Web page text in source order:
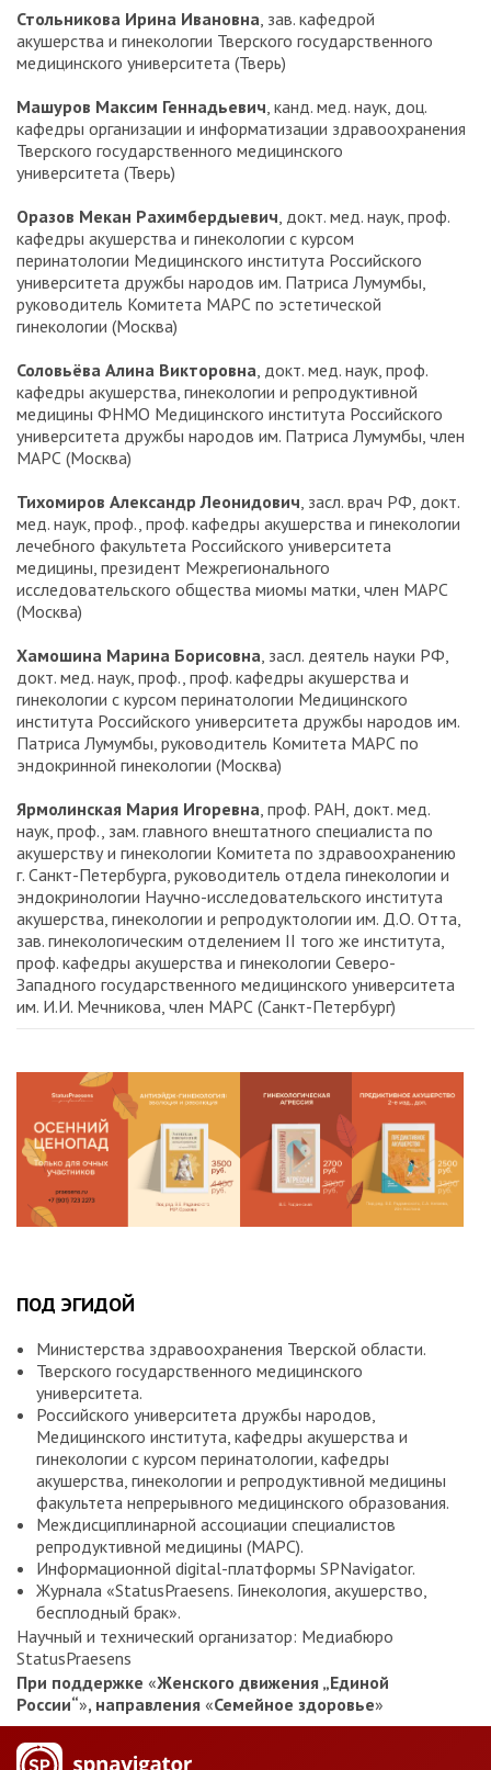
Стольникова Ирина Ивановна , зав. кафедрой
акушерства и гинекологии Тверского государственного
медицинского университета (Тверь)
Машуров Максим Геннадьевич , канд. мед. наук, доц.
кафедры организации и информатизации здравоохранения
Тверского государственного медицинского
университета (Тверь)
Оразов Мекан Рахимбердыевич , докт. мед. наук, проф.
кафедры акушерства и гинекологии с курсом
перинатологии Медицинского института Российского
университета дружбы народов им. Патриса Лумумбы,
руководитель Комитета МАРС по эстетической
гинекологии (Москва)
Соловьёва Алина Викторовна , докт. мед. наук, проф.
кафедры акушерства, гинекологии и репродуктивной
медицины ФНМО Медицинского института Российского
университета дружбы народов им. Патриса Лумумбы, член
МАРС (Москва)
Тихомиров Александр Леонидович , засл. врач РФ, докт.
мед. наук, проф., проф. кафедры акушерства и гинекологии
лечебного факультета Российского университета
медицины, президент Межрегионального
исследовательского общества миомы матки, член МАРС
(Москва)
Хамошина Марина Борисовна , засл. деятель науки РФ,
докт. мед. наук, проф., проф. кафедры акушерства и
гинекологии с курсом перинатологии Медицинского
института Российского университета дружбы народов им.
Патриса Лумумбы, руководитель Комитета МАРС по
эндокринной гинекологии (Москва)
Ярмолинская Мария Игоревна , проф. РАН, докт. мед.
наук, проф., зам. главного внештатного специалиста по
акушерству и гинекологии Комитета по здравоохранению
г. Санкт-Петербурга, руководитель отдела гинекологии и
эндокринологии Научно-исследовательского института
акушерства, гинекологии и репродуктологии им. Д.О. Отта,
зав. гинекологическим отделением II того же института,
проф. кафедры акушерства и гинекологии Северо-
Западного государственного медицинского университета
им. И.И. Мечникова, член МАРС (Санкт-Петербург)
ПОД ЭГИДОЙ
Министерства здравоохранения Тверской области.
Тверского государственного медицинского
университета.
Российского университета дружбы народов,
Медицинского института, кафедры акушерства и
гинекологии с курсом перинатологии, кафедры
акушерства, гинекологии и репродуктивной медицины
факультета непрерывного медицинского образования.
Междисциплинарной ассоциации специалистов
репродуктивной медицины (МАРС).
Информационной digital-платформы SPNavigator.
Журнала «StatusPraesens. Гинекология, акушерство,
бесплодный брак».
Научный и технический организатор: Медиабюро
StatusPraesens
При поддержке «Женского движения „Единой
России“», направления «Семейное здоровье»